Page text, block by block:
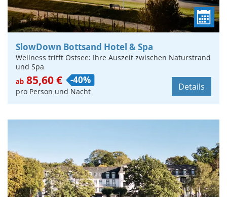
SlowDown Bottsand Hotel & Spa
Wellness trifft Ostsee: Ihre Auszeit zwischen Naturstrand
und Spa
ab 85,60 € -40%
pro Person und Nacht Details